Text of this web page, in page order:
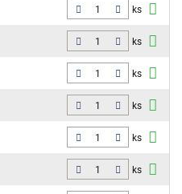
ks
ks
ks
ks
ks
ks